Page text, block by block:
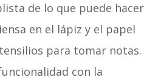
de lo que puede hacer
en el lápiz y el papel
para tomar notas.
con la